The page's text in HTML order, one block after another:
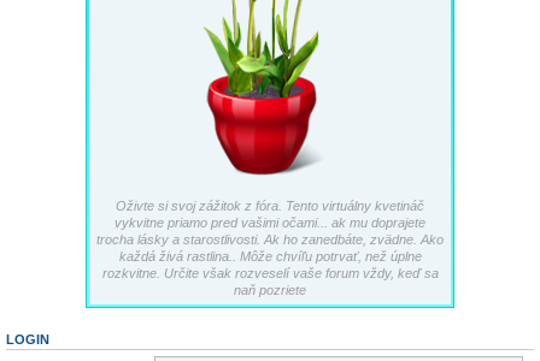
Oživte si svoj zážitok z fóra. Tento virtuálny kvetináč
vykvitne priamo pred vašimi očami... ak mu doprajete
trocha lásky a starostlivosti. Ak ho zanedbáte, zvädne. Ako
každá živá rastlina.. Môže chvíľu potrvať, než úplne
rozkvitne. Určite však rozveselí vaše forum vždy, keď sa
naň pozriete
LOGIN